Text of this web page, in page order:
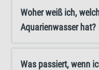
Woher weiß ich,
Aquarienwasser hat?
Was passiert, wenn